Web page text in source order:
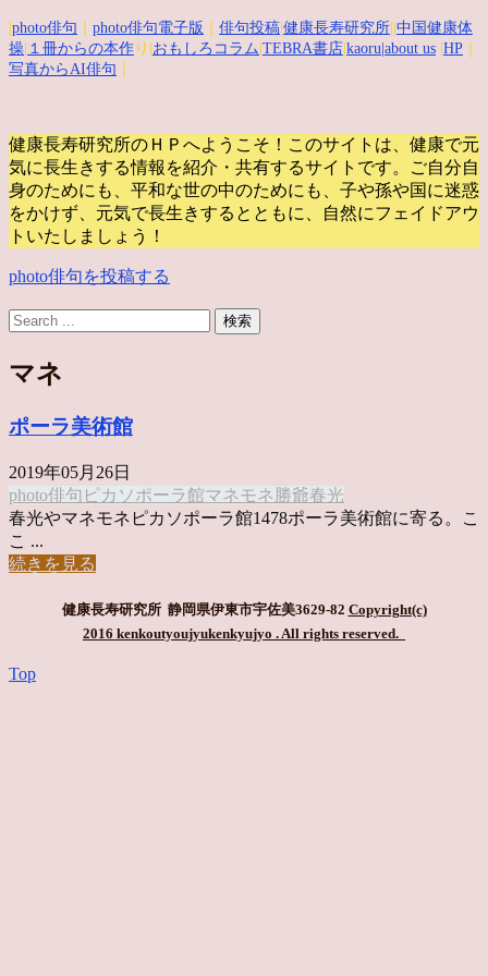
photo俳句 photo俳句電子版 俳句投稿 健康長寿研究所 中国健康体
操 １冊からの本作 り| おもしろコラム TEBRA書店 kaoru |about us HP
写真からAI俳句
健康長寿研究所のＨＰへようこそ！このサイトは、健康で元
気に長生きする情報を紹介・共有するサイトです。
ご自分自
身のためにも、平和な世の中のためにも、子や孫や国に迷惑
をかけず、元気で長生きするとともに、自然にフェイドアウ
トいたしましょう！
photo俳句を投稿する
マネ
ポーラ美術館
2019年05月26日
photo俳句 ピカソポーラ館マネモネ 勝爺春光
春光やマネモネピカソポーラ館1478ポーラ美術館に寄る。こ
こ ...
続きを見る
健康長寿研究所 静岡県伊東市宇佐美3629-82 Copyright(c)
2016 kenkoutyoujyukenkyujyo . All rights reserved.
Top